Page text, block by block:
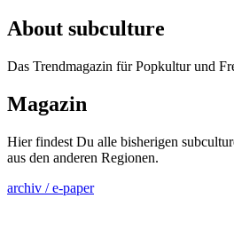
About subculture
Das Trendmagazin für Popkultur und
Magazin
Hier findest Du alle bisherigen
aus den anderen Regionen.
archiv / e-paper